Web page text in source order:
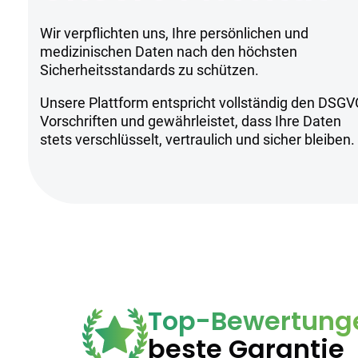
Kühl und trocken lagern, fern von
Aufgrund des hohen THC-Gehalts
Anwendung nur unter ärztlicher
Wir verpflichten uns, Ihre persönlichen und
medizinischen Daten nach den höchsten
Sicherheitsstandards zu schützen.
Unsere Plattform entspricht vollständig den
Vorschriften und gewährleistet, dass Ihre Daten
stets verschlüsselt, vertraulich und sicher bleiben.
Top-
beste Garantie